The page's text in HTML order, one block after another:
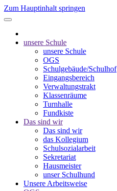
Zum Hauptinhalt springen
unsere Schule
unsere Schule
OGS
Schulgebäude/Schulhof
Eingangsbereich
Verwaltungstrakt
Klassenräume
Turnhalle
Fundkiste
Das sind wir
Das sind wir
das Kollegium
Schulsozialarbeit
Sekretariat
Hausmeister
unser Schulhund
Unsere Arbeitsweise